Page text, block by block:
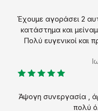
Έχουμε αγοράσει 2
κατάστημα και
Πολύ ευγενικοί και
Άψογη συνεργασία ,
πολύ